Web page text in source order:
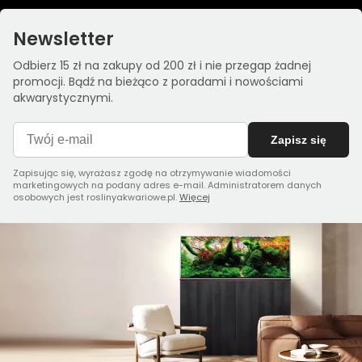
Newsletter
Odbierz 15 zł na zakupy od 200 zł i nie przegap żadnej
promocji. Bądź na bieżąco z poradami i nowościami
akwarystycznymi.
Zapisz się
Zapisując się, wyrażasz zgodę na otrzymywanie wiadomości
marketingowych na podany adres e-mail. Administratorem danych
osobowych jest roslinyakwariowe.pl.Więcej